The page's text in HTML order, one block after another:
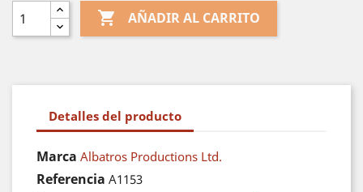
 AÑADIR AL CARRITO
Detalles del producto
Marca Albatros Productions Ltd.
Referencia A1153